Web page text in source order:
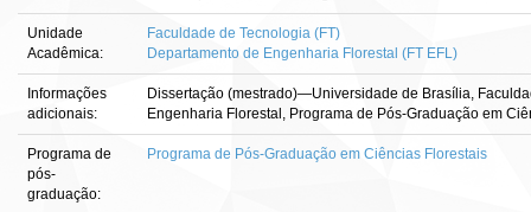
Unidade
Acadêmica:
Faculdade de Tecnologia (FT)
Departamento de Engenharia Florestal (FT EFL)
Informações
adicionais:
Dissertação (mestrado)—Universidade de Brasília,
Engenharia Florestal, Programa de Pós-Graduação em
Programa de
pós-
graduação:
Programa de Pós-Graduação em Ciências Florestais